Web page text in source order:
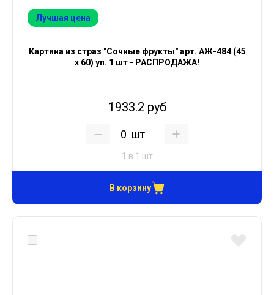
Лучшая цена
Картина из страз "Сочные фрукты" арт. АЖ-484 (45
х 60) уп. 1 шт - РАСПРОДАЖА!
1933.2 руб
шт
1 в 1 шт
В корзину